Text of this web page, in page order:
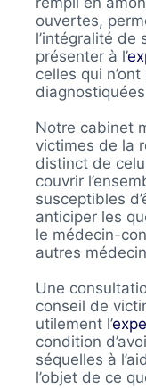
ouvertes,
l’intégralité de
présenter à l’
celles qui
Notre cabinet
victimes de la
distinct de
couvrir
susceptibles
anticiper les
le médecin-
autres
Une
conseil de
utilement l’
condition
séquelles à
l’objet de ce